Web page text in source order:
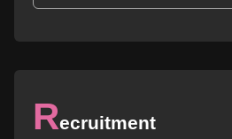
Recruitment